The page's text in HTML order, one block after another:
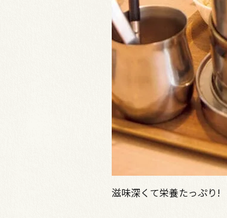
滋味深くて栄養たっぷり!